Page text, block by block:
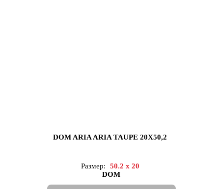
DOM ARIA ARIA TAUPE 20X50,2
Размер:
50.2 x 20
DOM